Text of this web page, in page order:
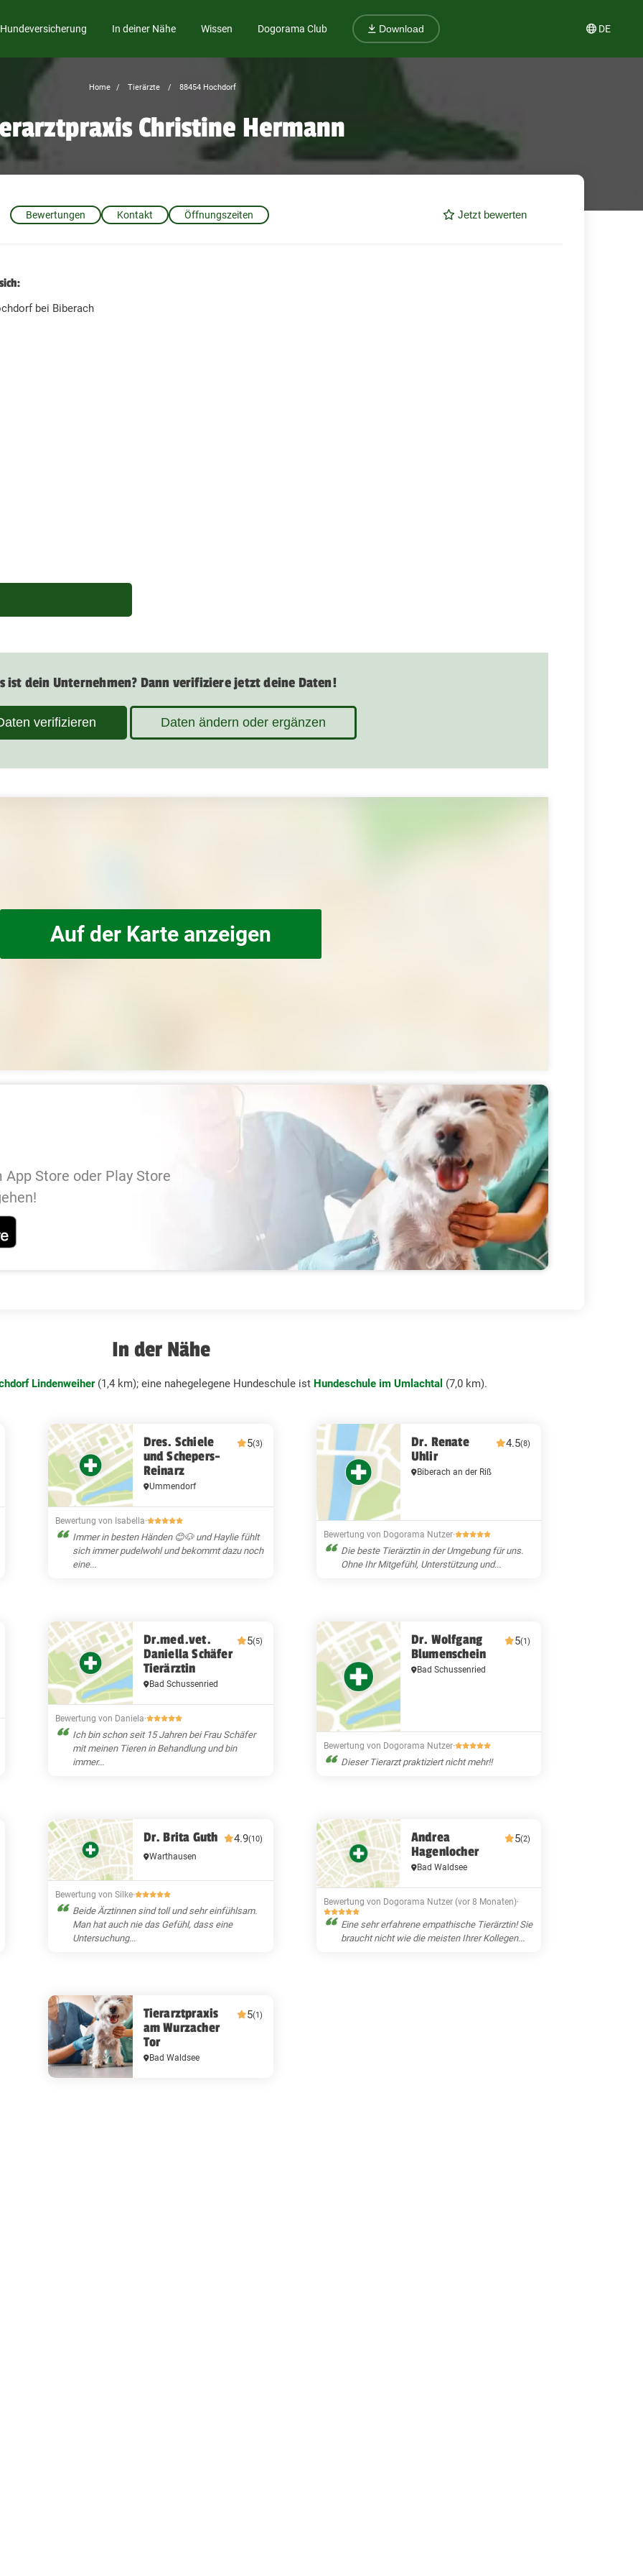
Hundeversicherung In deiner Nähe Wissen Dogorama Club Download DE
Home Tierärzte 88454 Hochdorf
Christine Hermann
Jetzt bewerten
Bewertungen Kontakt Öffnungszeiten
bei Biberach
ist dein Unternehmen? Dann verifiziere jetzt deine Daten!
verifizieren Daten ändern oder ergänzen
Auf der Karte anzeigen
Store oder Play Store
In der Nähe
Lindenweiher(1,4 km); eine nahegelegene Hundeschule ist Hundeschule im Umlachtal (7,0 km).
Dres. Schiele
und Schepers-
Reinarz
5(3)
Ummendorf
Bewertung von Isabella·
Immer in besten Händen 😊🐶 und Haylie fühlt
sich immer pudelwohl und bekommt dazu noch
eine...
Dr. Renate
Uhlir
4.5(8)
Biberach an der Riß
Bewertung von Dogorama Nutzer·
Die beste Tierärztin in der Umgebung für uns.
Ohne Ihr Mitgefühl, Unterstützung und...
Dr.med.vet.
Daniella Schäfer
Tierärztin
5(5)
Bad Schussenried
Bewertung von Daniela·
Ich bin schon seit 15 Jahren bei Frau Schäfer
mit meinen Tieren in Behandlung und bin
immer...
Dr. Wolfgang
Blumenschein
5(1)
Bad Schussenried
Bewertung von Dogorama Nutzer·
Dieser Tierarzt praktiziert nicht mehr!!
Dr. Brita Guth 4.9(10)
Warthausen
Bewertung von Silke·
Beide Ärztinnen sind toll und sehr einfühlsam.
Man hat auch nie das Gefühl, dass eine
Untersuchung...
Andrea
Hagenlocher
5(2)
Bad Waldsee
Bewertung von Dogorama Nutzer (vor 8 Monaten)·
Eine sehr erfahrene empathische Tierärztin! Sie
braucht nicht wie die meisten Ihrer Kollegen...
Tierarztpraxis
am Wurzacher
Tor
5(1)
Bad Waldsee